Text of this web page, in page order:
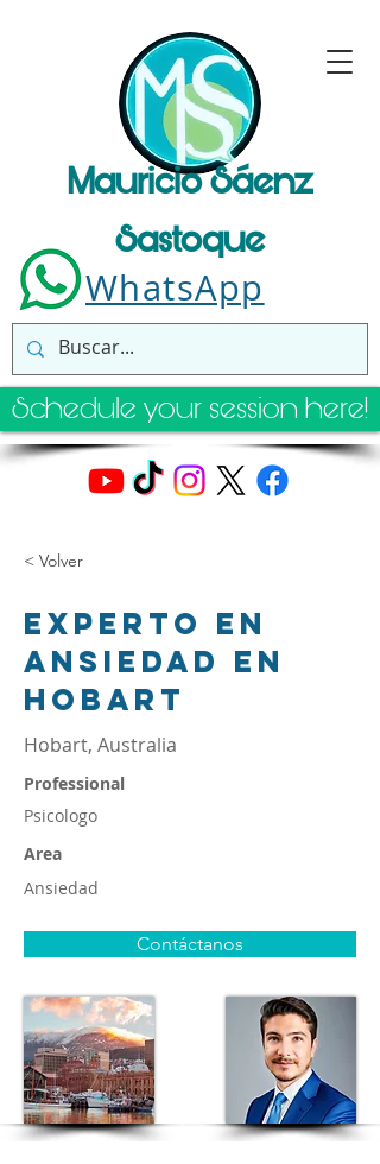
Mauricio Sáenz
Sastoque
WhatsApp
Schedule your session here!
< Volver
Experto en
ansiedad en
Hobart
Hobart, Australia
Professional
Psicologo
Area
Ansiedad
Contáctanos